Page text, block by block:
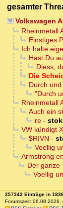
gesamter
Volkswagen
Rheinmetall
Einstiges
Ich halte
Hast Du
Diess,
Die
Durch
"Durch
Rheinmetall
Auch ein
re-
VW kündigt
$RIVN -
Voellig
Armstrong
Der ganze
Voellig
257342 Einträge in
Forumszeit: 06.08.2026,